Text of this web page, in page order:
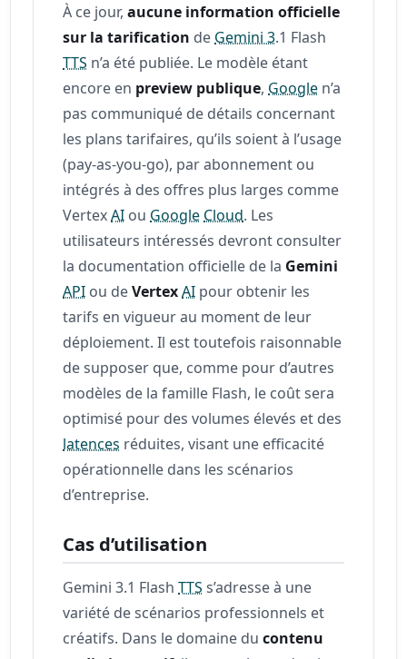
À ce jour,aucune information officielle
sur la tarification de Gemini 3.1 Flash
TTS n’a été publiée. Le modèle étant
encore en preview publique, Google n’a
pas communiqué de détails concernant
les plans tarifaires, qu’ils soient à l’usage
(pay-as-you-go), par abonnement ou
intégrés à des offres plus larges comme
VertexAI ou Google Cloud. Les
utilisateurs intéressés devront consulter
la documentation officielle de la Gemini
API ou deVertexAI pour obtenir les
tarifs en vigueur au moment de leur
déploiement. Il est toutefois raisonnable
de supposer que, comme pour d’autres
modèles de la famille Flash, le coût sera
optimisé pour des volumes élevés et des
latences réduites, visant une efficacité
opérationnelle dans les scénarios
d’entreprise.
Cas d’utilisation
Gemini 3.1 FlashTTS s’adresse à une
variété de scénarios professionnels et
créatifs. Dans le domaine ducontenu